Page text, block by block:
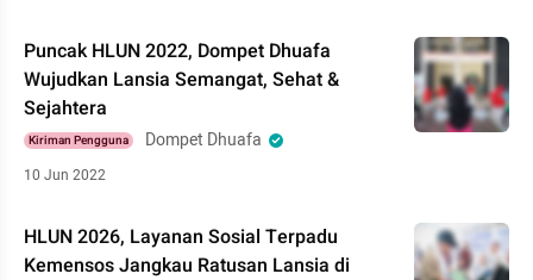
Puncak HLUN 2022, Dompet Dhuafa
Wujudkan Lansia Semangat, Sehat &
Sejahtera
Kiriman Pengguna Dompet Dhuafa
10 Jun 2022
HLUN 2026, Layanan Sosial Terpadu
Kemensos Jangkau Ratusan Lansia di